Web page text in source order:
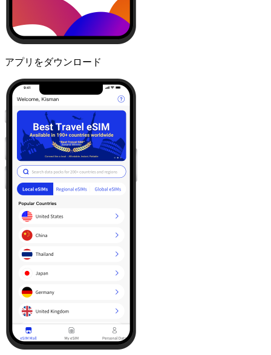
アプリをダウンロード